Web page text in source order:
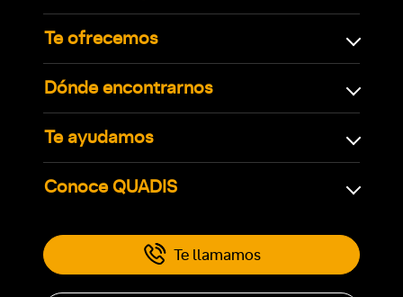
Te ofrecemos
Dónde encontrarnos
Te ayudamos
Conoce QUADIS
Te llamamos